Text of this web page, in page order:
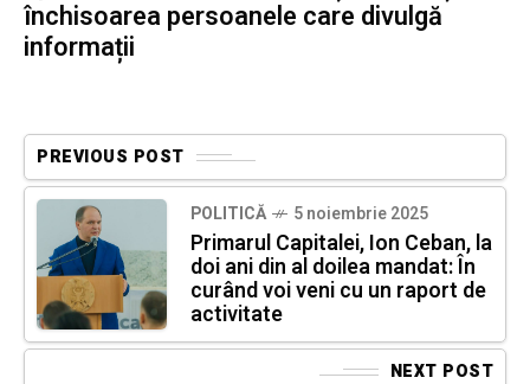
închisoarea persoanele care divulgă
informații
PREVIOUS POST
POLITICĂ 5 noiembrie 2025
Primarul Capitalei, Ion Ceban, la
doi ani din al doilea mandat: În
curând voi veni cu un raport de
activitate
NEXT POST